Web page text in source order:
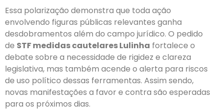
Essa polarização demonstra que toda ação
envolvendo figuras públicas relevantes ganha
desdobramentos além do campo jurídico. O pedido
de STF medidas cautelares Lulinha fortalece o
debate sobre a necessidade de rigidez e clareza
legislativa, mas também acende o alerta para riscos
de uso político dessas ferramentas. Assim sendo,
novas manifestações a favor e contra são esperadas
para os próximos dias.